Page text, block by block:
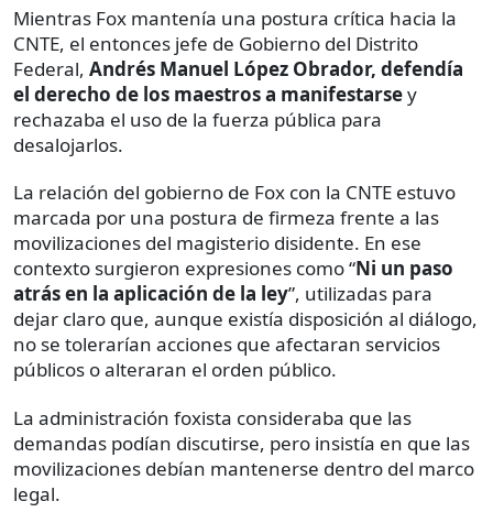
Mientras Fox mantenía una postura crítica hacia la
CNTE, el entonces jefe de Gobierno del Distrito
Federal, Andrés Manuel López Obrador, defendía
el derecho de los maestros a manifestarsey
rechazaba el uso de la fuerza pública para
desalojarlos.
La relación del gobierno de Fox con la CNTE estuvo
marcada por una postura de firmeza frente a las
movilizaciones del magisterio disidente. En ese
contexto surgieron expresiones como “Ni un paso
atrás en la aplicación de la ley”, utilizadas para
dejar claro que, aunque existía disposición al diálogo,
no se tolerarían acciones que afectaran servicios
públicos o alteraran el orden público.
La administración foxista consideraba que las
demandas podían discutirse, pero insistía en que las
movilizaciones debían mantenerse dentro del marco
legal.